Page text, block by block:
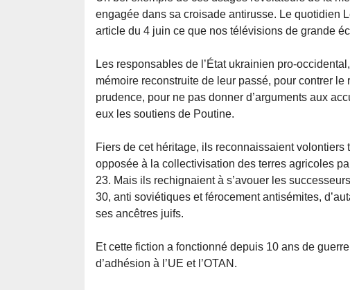
engagée dans sa croisade antirusse. Le quotidien
article du 4 juin ce que nos télévisions de grande
Les responsables de l’État ukrainien pro-
mémoire reconstruite de leur passé, pour contrer
prudence, pour ne pas donner d’arguments aux
eux les soutiens de Poutine.
Fiers de cet héritage, ils reconnaissaient
opposée à la collectivisation des terres agricoles
23. Mais ils rechignaient à s’avouer les
30, anti soviétiques et férocement antisémites,
ses ancêtres juifs.
Et cette fiction a fonctionné depuis 10 ans de
d’adhésion à l’UE et l’OTAN.